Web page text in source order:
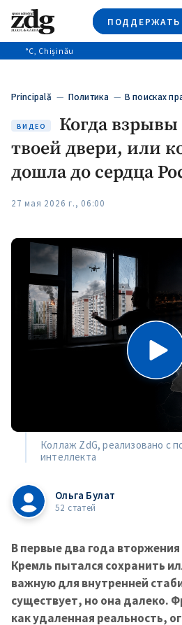
ПОДДЕРЖАТЬ
+312
Поиск
°C, Chișinău
Principală — Политика —В поисках
ВИДЕО
Когда
твоей двери, или
дошла до сердца
27 мая 2026 г., 06:00
Коллаж ZdG, реализовано с
интеллекта
Ольга Булат
52 статей
В первые два года вторжения
Кремль пытался сохранить
важную для внутренней
существует, но она далеко.
как удаленная реальность,